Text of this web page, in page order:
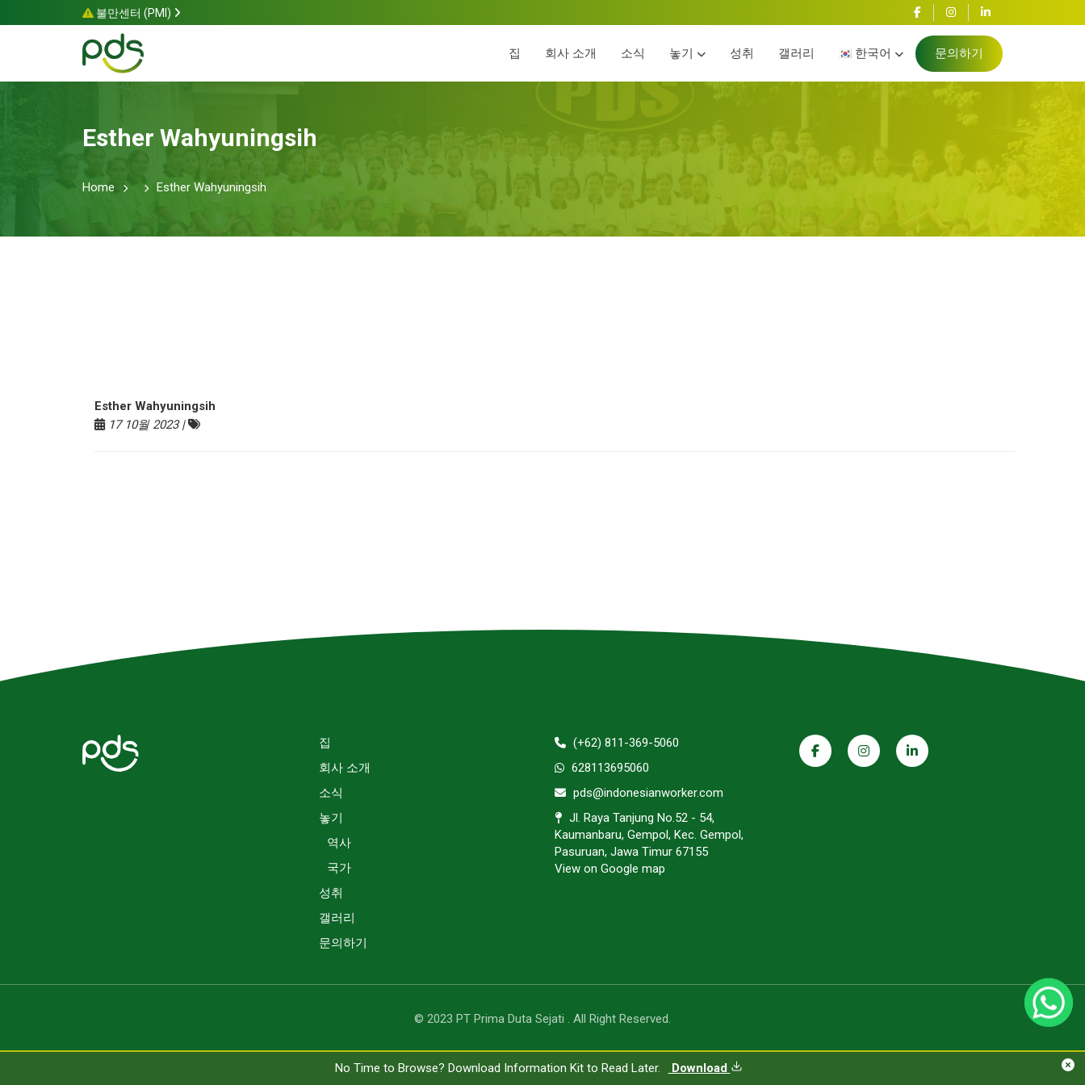
불만센터 (PMI)
집 회사 소개 소식 놓기 성취 갤러리 한국어 문의하기
Esther Wahyuningsih
Home Esther Wahyuningsih
Esther Wahyuningsih
17 10월 2023 |
집
회사 소개
소식
놓기
역사
국가
성취
갤러리
문의하기
(+62) 811-369-5060
628113695060
pds@indonesianworker.com
Jl. Raya Tanjung No.52 - 54,
Kaumanbaru, Gempol, Kec. Gempol,
Pasuruan, Jawa Timur 67155
View on Google map
© 2023 PT Prima Duta Sejati . All Right Reserved.
No Time to Browse? Download Information Kit to Read Later. Download
No Time to Browse? Download Information Kit to Read Later. Download